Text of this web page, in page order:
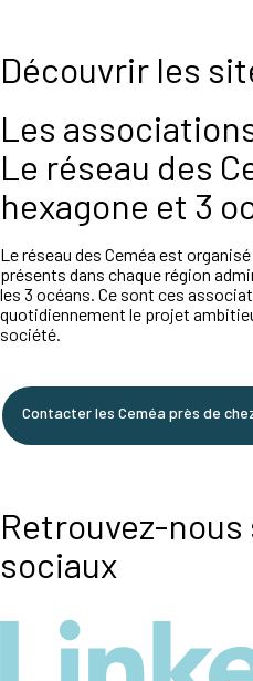
Découvrir les
Les
Le réseau des
hexagone et 3
Le réseau des Ceméa est
présents dans chaque région
les 3 océans. Ce sont ces
quotidiennement le projet
société.
Contacter les Ceméa près de
Retrouvez-
sociaux